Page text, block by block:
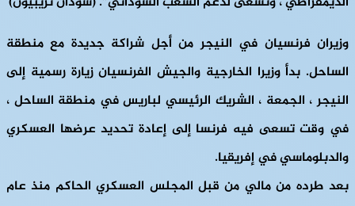
وزيران فرنسيان في النيجر من أجل شراكة جديدة مع منطقة
الساحل. بدأ وزيرا الخارجية والجيش الفرنسيان زيارة رسمية إلى
النيجر ، الجمعة ، الشريك الرئيسي لباريس في منطقة الساحل ،
في وقت تسعى فيه فرنسا إلى إعادة تحديد عرضها العسكري
والدبلوماسي في إفريقيا.
بعد طرده من مالي من قبل المجلس العسكري الحاكم منذ عام